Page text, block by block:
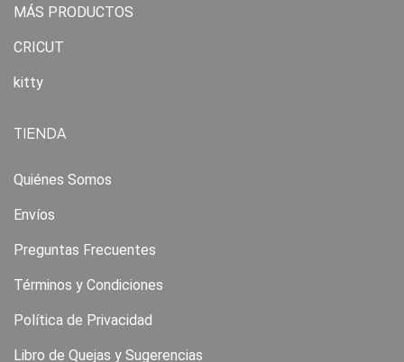
MÁS PRODUCTOS
CRICUT
kitty
TIENDA
Quiénes Somos
Envíos
Preguntas Frecuentes
Términos y Condiciones
Política de Privacidad
Libro de Quejas y Sugerencias